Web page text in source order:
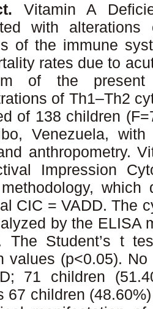
Vitamin A
with alterations
of the immune
rates due to
of the present
of Th1–Th2
of 138 children
Venezuela,
anthropometry.
Impression
CIC = VADD. The
by the ELISA
The Student’s t
values (p<0.05).
71 children
67 children